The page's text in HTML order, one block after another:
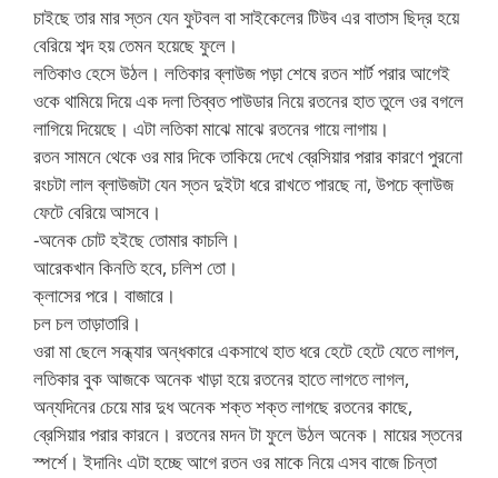
চাইছে তার মার স্তন যেন ফুটবল বা সাইকেলের টিউব এর বাতাস ছিদ্র হয়ে
বেরিয়ে শব্দ হয় তেমন হয়েছে ফুলে।
লতিকাও হেসে উঠল। লতিকার ব্লাউজ পড়া শেষে রতন শার্ট পরার আগেই
ওকে থামিয়ে দিয়ে এক দলা তিব্বত পাউডার নিয়ে রতনের হাত তুলে ওর বগলে
লাগিয়ে দিয়েছে। এটা লতিকা মাঝে মাঝে রতনের গায়ে লাগায়।
রতন সামনে থেকে ওর মার দিকে তাকিয়ে দেখে ব্রেসিয়ার পরার কারণে পুরনো
রংচটা লাল ব্লাউজটা যেন স্তন দুইটা ধরে রাখতে পারছে না, উপচে ব্লাউজ
ফেটে বেরিয়ে আসবে।
-অনেক চোট হইছে তোমার কাচলি।
আরেকখান কিনতি হবে, চলিশ তো।
ক্লাসের পরে। বাজারে।
চল চল তাড়াতারি।
ওরা মা ছেলে সন্ধ্যার অন্ধকারে একসাথে হাত ধরে হেটে হেটে যেতে লাগল,
লতিকার বুক আজকে অনেক খাড়া হয়ে রতনের হাতে লাগতে লাগল,
অন্যদিনের চেয়ে মার দুধ অনেক শক্ত শক্ত লাগছে রতনের কাছে,
ব্রেসিয়ার পরার কারনে। রতনের মদন টা ফুলে উঠল অনেক। মায়ের স্তনের
স্পর্শে। ইদানিং এটা হচ্ছে আগে রতন ওর মাকে নিয়ে এসব বাজে চিন্তা